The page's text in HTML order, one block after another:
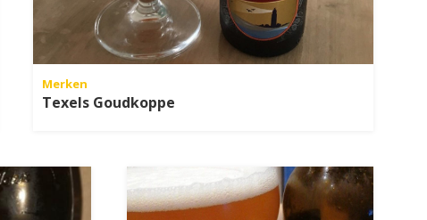
Merken
Texels Goudkoppe